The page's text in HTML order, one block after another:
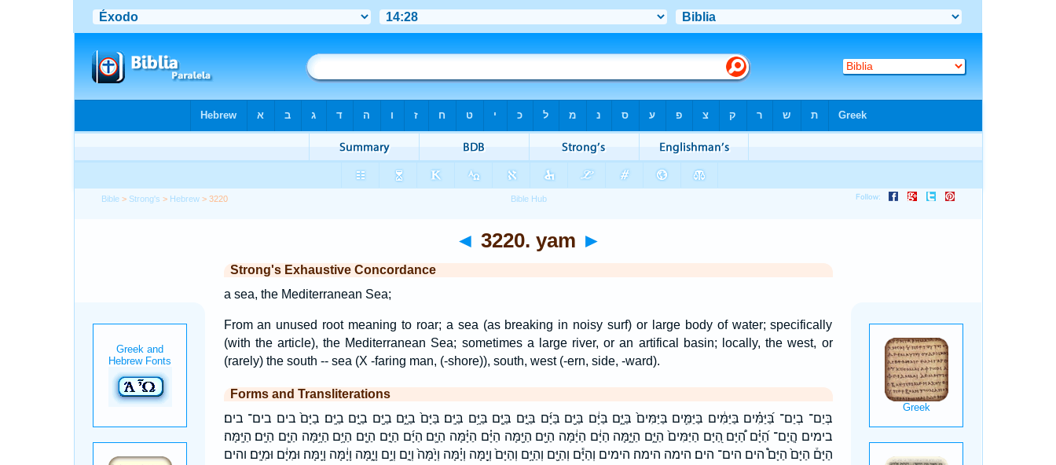
Bible > Strong's > Hebrew > 3220
◄ 3220. yam ►
Strong's Exhaustive Concordance
a sea, the Mediterranean Sea;
From an unused root meaning to roar; a sea (as breaking in noisy surf) or large body of water; specifically
(with the article), the Mediterranean Sea; sometimes a large river, or an artifical basin; locally, the west, or
(rarely) the south -- sea (X -faring man, (-shore)), south, west (-ern, side, -ward).
Forms and Transliterations
בְּיַם־ בְיַם־ בַּ֝יַּמִּ֗ים בַּיַּמִּ֔ים בַּיַּמִּ֛ים בַּיַּמִּים֙ בַּיָּ֑ם בַּיָּ֔ם בַּיָּ֖ם בַּיָּ֜ם בַּיָּ֣ם בַּיָּ֤ם בַּיָּ֥ם בַּיָּֽם׃ בַּיָּם֙ בַיָּ֑ם בַיָּ֖ם בַיָּ֣ם בַיָּֽם׃ בַיָּם֙ בים בים־ בים׃
בימים הֲ‍ֽיָם־ הַ֝יָּ֗ם הַ֠יָּם הַ֭יָּם הַיַּמִּים֙ הַיָּ֑ם הַיָּ֑מָּה הַיָּ֔ם הַיָּ֔מָּה הַיָּ֖ם הַיָּ֖מָּה הַיָּ֗ם הַיָּ֗מָּה הַיָּ֛ם הַיָּ֜ם הַיָּ֣ם הַיָּ֤ם הַיָּ֥ם הַיָּ֥מָּה הַיָּ֧ם הַיָּֽם׃ הַיָּֽמָּה׃
הַיָּם֒ הַיָּם֙ הַיָּם֩ הים ה‍ים־ הים׃ הימה הימה׃ הימים וְהַיָּ֕ם וְהַיָּ֖ם וְהַיָּ֥ם וְהַיָּם֙ וְיָ֖מָּה וְיָ֗מָּה וְיָ֙מָּה֙ וְיָ֣ם וְיָ֥ם וָיָ֑מָּה וָיָ֔מָּה וָיָֽמָּה׃ וּמִיָּ֔ם וּמִיָּֽם׃ והים